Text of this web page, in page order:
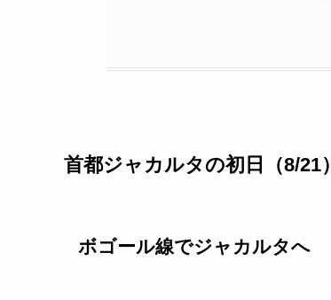
首都ジャカルタの初日（8/21）
ボゴール線でジャカルタへ